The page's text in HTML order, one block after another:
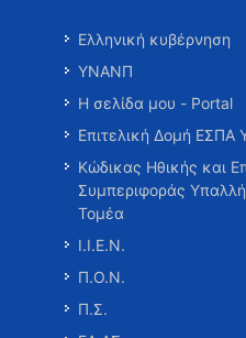
Ελληνική κυβέρνηση
ΥΝΑΝΠ
Η σελίδα μου - Portal
Επιτελική Δομή
Κώδικας Ηθικής και
Συμπεριφοράς
Τομέα
Ι.Ι.Ε.Ν.
Π.Ο.Ν.
Π.Σ.